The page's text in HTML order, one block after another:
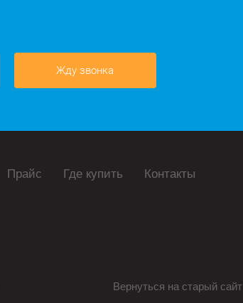
Жду звонка
Прайс Где купить Контакты
Вернуться на старый сайт